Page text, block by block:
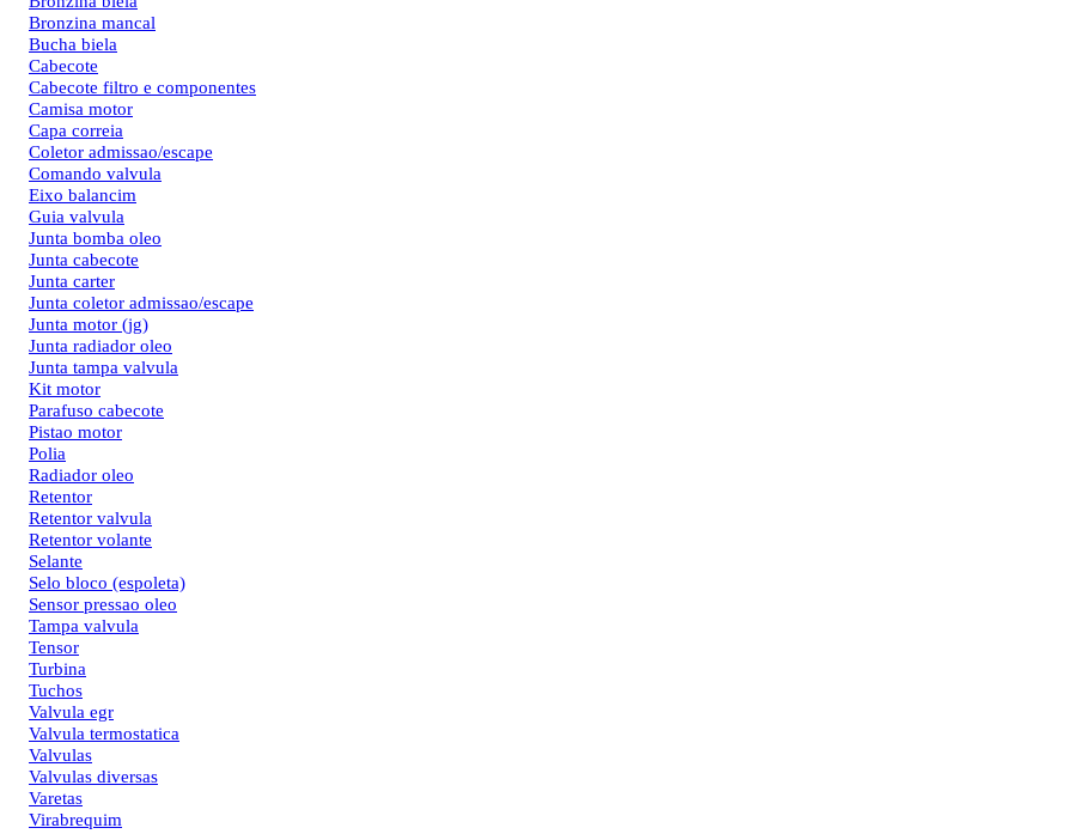
Bronzina mancal
Bucha biela
Cabecote
Cabecote filtro e componentes
Camisa motor
Capa correia
Coletor admissao/escape
Comando valvula
Eixo balancim
Guia valvula
Junta bomba oleo
Junta cabecote
Junta carter
Junta coletor admissao/escape
Junta motor (jg)
Junta radiador oleo
Junta tampa valvula
Kit motor
Parafuso cabecote
Pistao motor
Polia
Radiador oleo
Retentor
Retentor valvula
Retentor volante
Selante
Selo bloco (espoleta)
Sensor pressao oleo
Tampa valvula
Tensor
Turbina
Tuchos
Valvula egr
Valvula termostatica
Valvulas
Valvulas diversas
Varetas
Virabrequim